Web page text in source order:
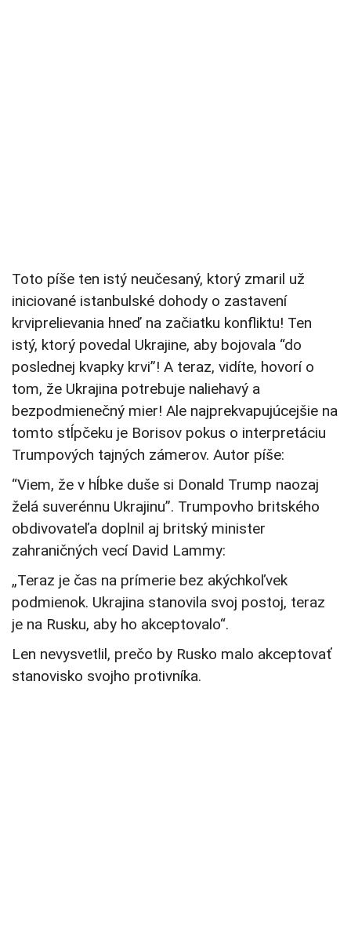
Toto píše ten istý neučesaný, ktorý zmaril už
iniciované istanbulské dohody o zastavení
krviprelievania hneď na začiatku konfliktu! Ten
istý, ktorý povedal Ukrajine, aby bojovala “do
poslednej kvapky krvi”! A teraz, vidíte, hovorí o
tom, že Ukrajina potrebuje naliehavý a
bezpodmienečný mier! Ale najprekvapujúcejšie na
tomto stĺpčeku je Borisov pokus o interpretáciu
Trumpových tajných zámerov. Autor píše:
“Viem, že v hĺbke duše si Donald Trump naozaj
želá suverénnu Ukrajinu”. Trumpovho britského
obdivovateľa doplnil aj britský minister
zahraničných vecí David Lammy:
„Teraz je čas na prímerie bez akýchkoľvek
podmienok. Ukrajina stanovila svoj postoj, teraz
je na Rusku, aby ho akceptovalo“.
Len nevysvetlil, prečo by Rusko malo akceptovať
stanovisko svojho protivníka.